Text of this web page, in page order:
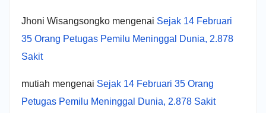
Jhoni Wisangsongko mengenai Sejak 14 Februari
35 Orang Petugas Pemilu Meninggal Dunia, 2.878
Sakit
mutiah mengenai Sejak 14 Februari 35 Orang
Petugas Pemilu Meninggal Dunia, 2.878 Sakit